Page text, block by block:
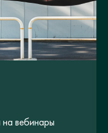
на вебинары